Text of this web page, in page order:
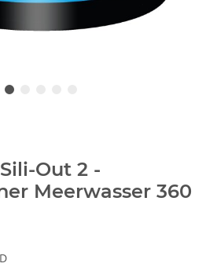
Out 2 -
Meerwasser 360